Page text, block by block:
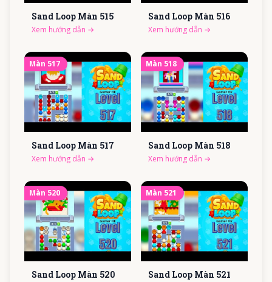
Sand Loop Màn 515
Xem hướng dẫn →
Sand Loop Màn 516
Xem hướng dẫn →
Màn 517
Sand Loop Màn 517
Xem hướng dẫn →
Màn 518
Sand Loop Màn 518
Xem hướng dẫn →
Màn 520
Sand Loop Màn 520
Màn 521
Sand Loop Màn 521